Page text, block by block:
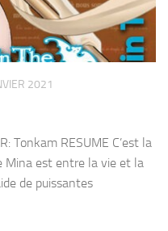
2021
Tonkam RESUME C’est la
Mina est entre la vie et la
de puissantes